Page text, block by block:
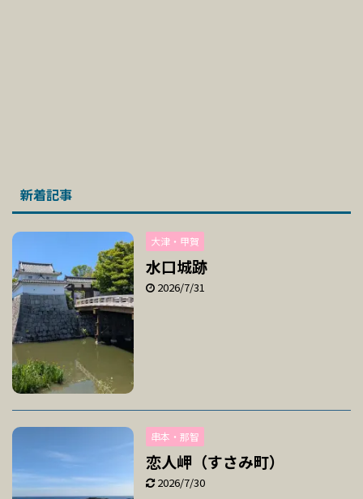
新着記事
大津・甲賀
水口城跡
2026/7/31
串本・那智
恋人岬（すさみ町）
2026/7/30